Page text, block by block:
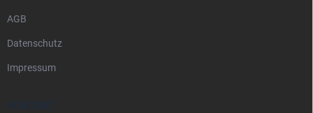
AGB
Datenschutz
Impressum
KONTAKT